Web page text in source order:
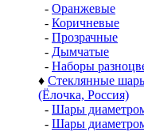
- Оранжевые
- Коричневые
- Прозрачные
- Дымчатые
- Наборы
♦ Стеклянные
(Ёлочка, Россия)
- Шары
- Шары